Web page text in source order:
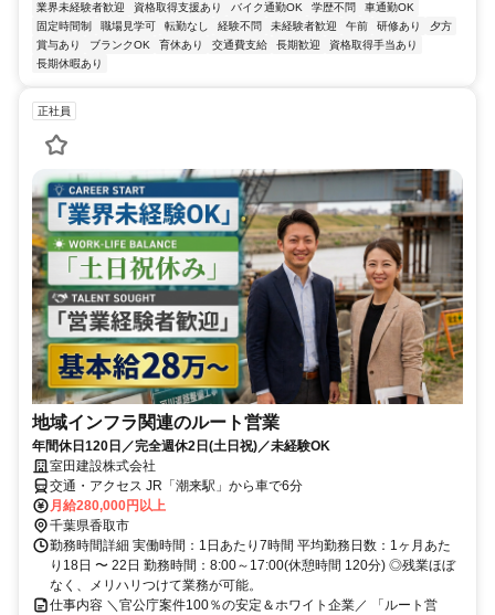
業界未経験者歓迎 資格取得支援あり バイク通勤OK 学歴不問
車通勤OK
固定時間制
職場見学可 転勤なし 経験不問 未経験者歓迎 午前 研修あり
夕方
賞与あり
ブランクOK 育休あり 交通費支給 長期歓迎
資格取得手当あり
長期休暇あり
正社員
地域インフラ関連のルート営業
年間休日120日／完全週休2日(土日祝)／未経験OK
室田建設株式会社
交通・アクセス JR「潮来駅」から車で6分
月給280,000円以上
千葉県香取市
勤務時間詳細 実働時間：1日あたり7時間 平均勤務日数：1ヶ月あた
り18日 〜 22日 勤務時間：8:00～17:00(休憩時間 120分) ◎残業ほぼ
なく、メリハリつけて業務が可能。
仕事内容 ＼官公庁案件100％の安定＆ホワイト企業／ 「ルート営